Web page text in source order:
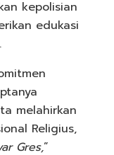
kepolisian
edukasi
melahirkan
Religius,
Gres,”